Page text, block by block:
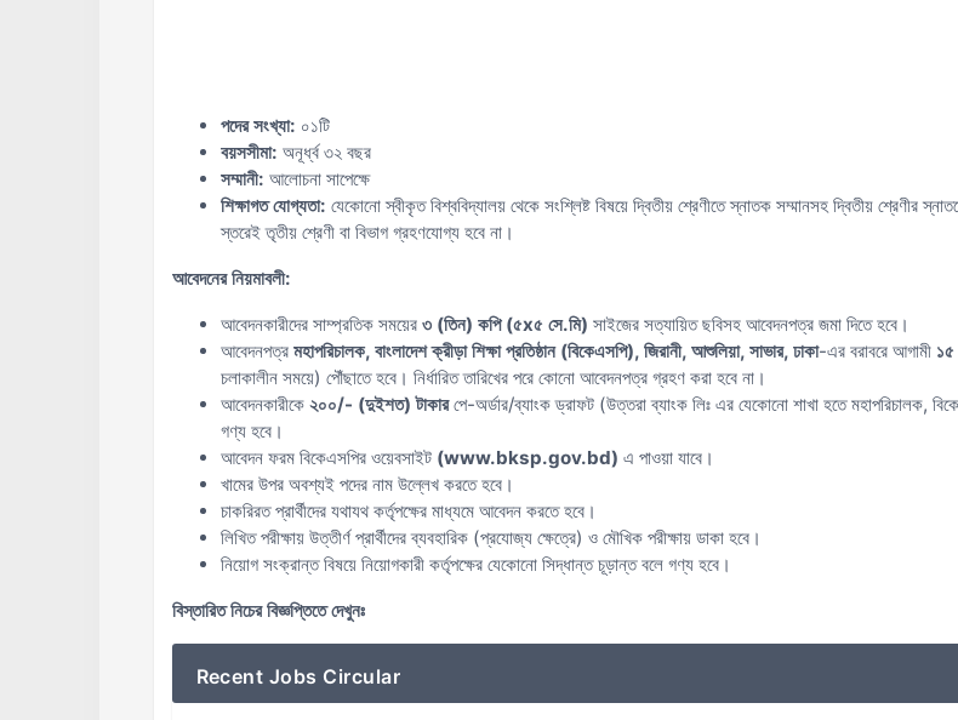
পদের সংখ্যা: ০১টি
বয়সসীমা: অনূর্ধ্ব ৩২ বছর
সম্মানী: আলোচনা সাপেক্ষে
শিক্ষাগত যোগ্যতা: যেকোনো স্বীকৃত বিশ্ববিদ্যালয় থেকে সংশ্লিষ্ট বিষয়ে দ্বিতীয় শ্রেণীতে স্নাতক সম্মানসহ দ্বিতীয় শ্রেণীর
স্তরেই তৃতীয় শ্রেণী বা বিভাগ গ্রহণযোগ্য হবে না।
আবেদনের নিয়মাবলী:
আবেদনকারীদের সাম্প্রতিক সময়ের ৩ (তিন) কপি (৫x৫ সে.মি) সাইজের সত্যায়িত ছবিসহ আবেদনপত্র জমা দিতে হবে।
আবেদনপত্র মহাপরিচালক, বাংলাদেশ ক্রীড়া শিক্ষা প্রতিষ্ঠান (বিকেএসপি), জিরানী, আশুলিয়া, সাভার, ঢাকা-এর বরাবরে আগামী ১৫
চলাকালীন সময়ে) পৌঁছাতে হবে। নির্ধারিত তারিখের পরে কোনো আবেদনপত্র গ্রহণ করা হবে না।
আবেদনকারীকে ২০০/- (দুইশত) টাকারপে-অর্ডার/ব্যাংক ড্রাফট (উত্তরা ব্যাংক লিঃ এর যেকোনো শাখা হতে মহাপরিচালক,
গণ্য হবে।
আবেদন ফরম বিকেএসপির ওয়েবসাইট (www.bksp.gov.bd) এ পাওয়া যাবে।
খামের উপর অবশ্যই পদের নাম উল্লেখ করতে হবে।
চাকরিরত প্রার্থীদের যথাযথ কর্তৃপক্ষের মাধ্যমে আবেদন করতে হবে।
লিখিত পরীক্ষায় উত্তীর্ণ প্রার্থীদের ব্যবহারিক (প্রযোজ্য ক্ষেত্রে) ও মৌখিক পরীক্ষায় ডাকা হবে।
নিয়োগ সংক্রান্ত বিষয়ে নিয়োগকারী কর্তৃপক্ষের যেকোনো সিদ্ধান্ত চূড়ান্ত বলে গণ্য হবে।
বিস্তারিত নিচের বিজ্ঞপ্তিতে দেখুনঃ
Recent Jobs Circular